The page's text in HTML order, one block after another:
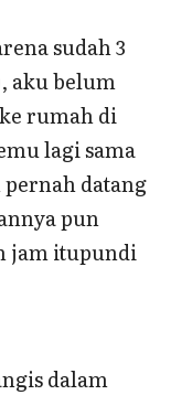
sudah 3
aku belum
rumah di
lagi sama
datang
pun
jam itupundi
dalam